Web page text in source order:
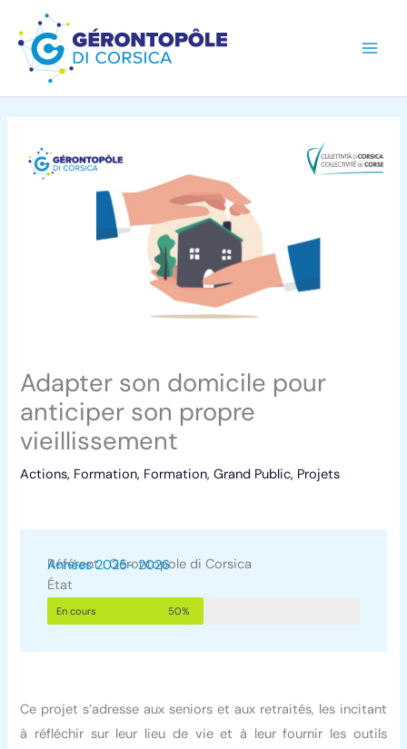
contenu
Adapter son domicile pour
anticiper son propre
vieillissement
Actions, Formation, Formation,Grand Public, Projets
Référent : Gérontopole di Corsica
Années 2025- 2026
État
En cours 50%
Ce projet s’adresse aux seniors et aux retraités, les incitant
à réfléchir sur leur lieu de vie et à leur fournir les outils